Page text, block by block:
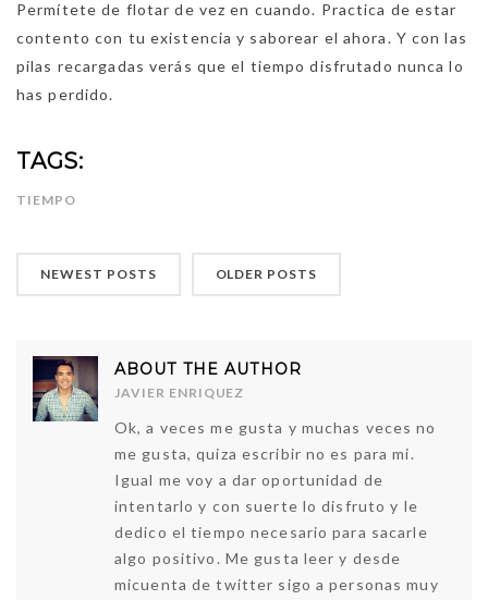
Permítete de flotar de vez en cuando. Practica de estar
contento con tu existencia y saborear el ahora. Y con las
pilas recargadas verás que el tiempo disfrutado nunca lo
has perdido.
TAGS:
TIEMPO
NEWEST POSTS OLDER POSTS
ABOUT THE AUTHOR
JAVIER ENRIQUEZ
Ok, a veces me gusta y muchas veces no
me gusta, quiza escribir no es para mi.
Igual me voy a dar oportunidad de
intentarlo y con suerte lo disfruto y le
dedico el tiempo necesario para sacarle
algo positivo. Me gusta leer y desde
micuenta de twitter sigo a personas muy